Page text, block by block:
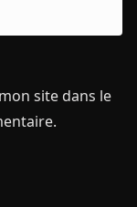
site dans le